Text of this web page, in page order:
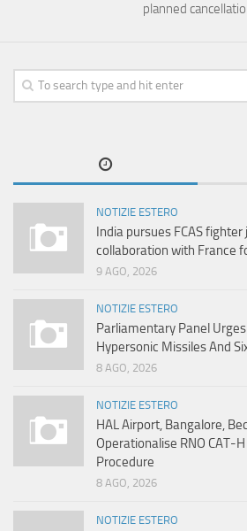
planned
NOTIZIE ESTERO
India pursues FCAS
collaboration with France
9 AGO, 2026
NOTIZIE ESTERO
Parliamentary Panel
Hypersonic Missiles And
8 AGO, 2026
NOTIZIE ESTERO
HAL Airport, Bangalore,
Operationalise RNO CAT-
Procedure
8 AGO, 2026
NOTIZIE ESTERO